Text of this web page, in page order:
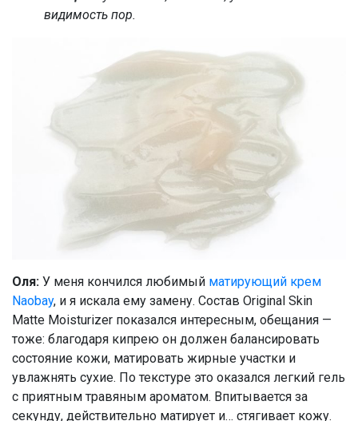
видимость пор.
Оля: У меня кончился любимый матирующий крем
Naobay, и я искала ему замену. Состав Original Skin
Matte Moisturizer показался интересным, обещания —
тоже: благодаря кипрею он должен балансировать
состояние кожи, матировать жирные участки и
увлажнять сухие. По текстуре это оказался легкий гель
с приятным травяным ароматом. Впитывается за
секунду, действительно матирует и… стягивает кожу.